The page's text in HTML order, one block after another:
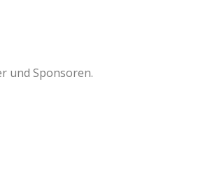
und Sponsoren.